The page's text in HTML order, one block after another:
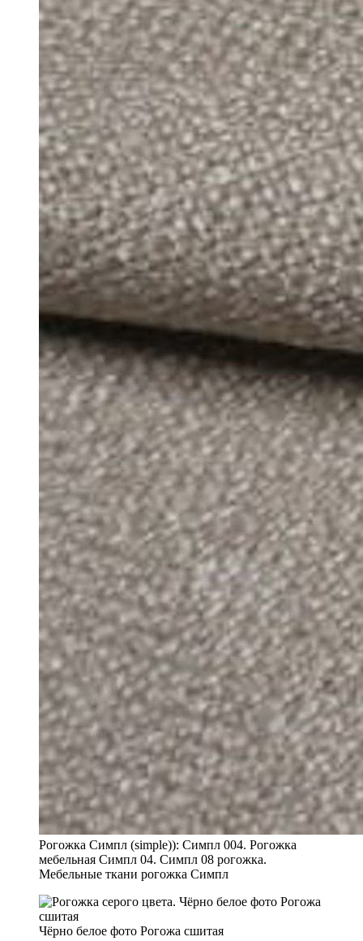
Рогожка Симпл (simple)): Симпл 004. Рогожка
мебельная Симпл 04. Симпл 08 рогожка.
Мебельные ткани рогожка Симпл
Чёрно белое фото Рогожа сшитая